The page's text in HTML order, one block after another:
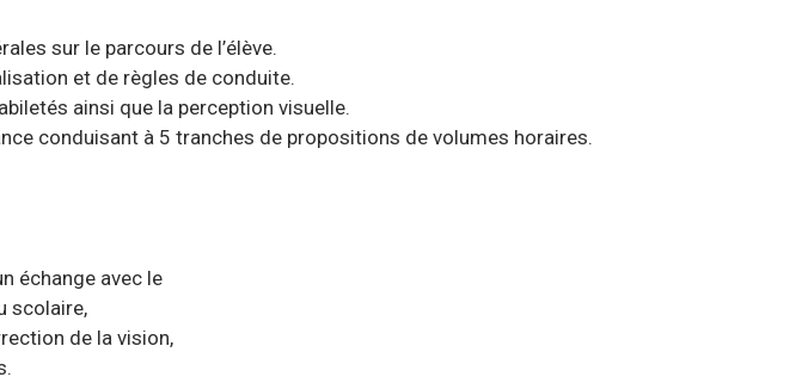
sur le parcours de l’élève.
et de règles de conduite.
ainsi que la perception visuelle.
conduisant à 5 tranches de propositions de volumes horaires.
échange avec le
la vision,